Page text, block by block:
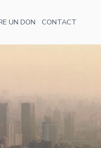
UN DON CONTACT